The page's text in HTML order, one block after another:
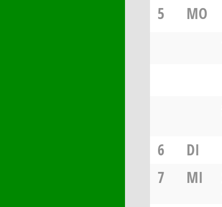
5
MO
6
DI
7
MI